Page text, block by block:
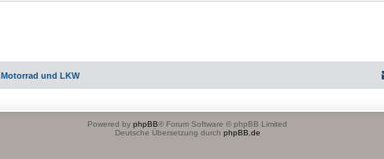
und LKW
Powered by phpBB® Forum Software © phpBB Limited
Deutsche Übersetzung durch phpBB.de